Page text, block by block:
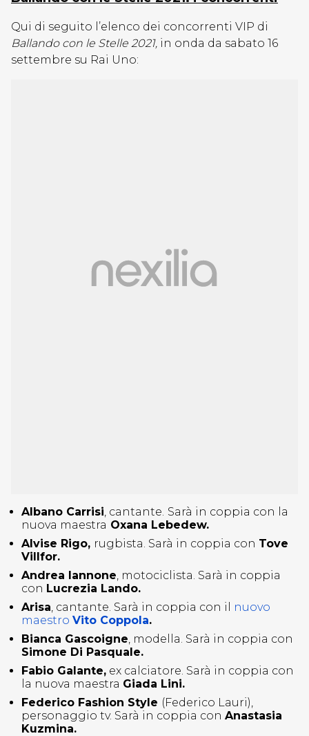
Qui di seguito l’elenco dei concorrenti VIP di
Ballando con le Stelle 2021, in onda da sabato 16
settembre su Rai Uno:
Albano Carrisi, cantante. Sarà in coppia con la
nuova maestra Oxana Lebedew.
Alvise Rigo, rugbista. Sarà in coppia con Tove
Villfor.
Andrea Iannone, motociclista. Sarà in coppia
con Lucrezia Lando.
Arisa, cantante. Sarà in coppia con il
nuovo
maestro Vito Coppola.
Bianca Gascoigne, modella. Sarà in coppia con
Simone Di Pasquale.
Fabio Galante, ex calciatore. Sarà in coppia con
la nuova maestra Giada Lini.
Federico Fashion Style (Federico Lauri),
personaggio tv. Sarà in coppia con Anastasia
Kuzmina.